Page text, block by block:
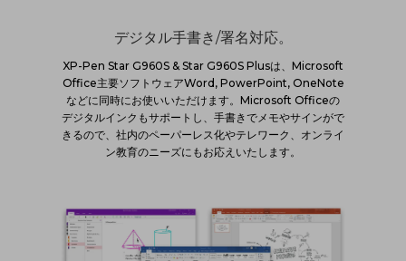
デジタル手書き/署名対応。
XP-Pen Star G960S & Star G960S Plusは、Microsoft
Office主要ソフトウェアWord, PowerPoint, OneNote
などに同時にお使いいただけます。Microsoft Officeの
デジタルインクもサポートし、手書きでメモやサインがで
きるので、社内のペーパーレス化やテレワーク、オンライ
ン教育のニーズにもお応えいたします。